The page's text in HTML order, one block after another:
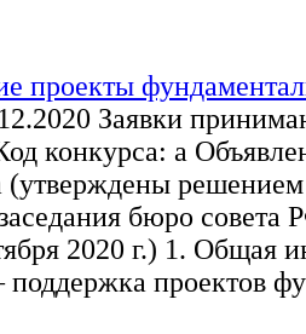
проекты
Заявки
конкурса: а
(утверждены
бюро
2020 г.) 1. Общая
поддержка проектов